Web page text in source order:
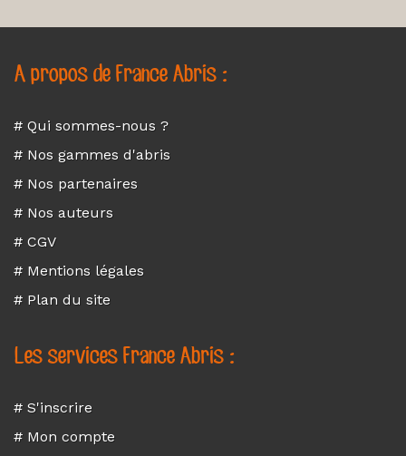
A propos de France Abris :
# Qui sommes-nous ?
# Nos gammes d'abris
# Nos partenaires
# Nos auteurs
# CGV
# Mentions légales
# Plan du site
Les services France Abris :
# S'inscrire
# Mon compte